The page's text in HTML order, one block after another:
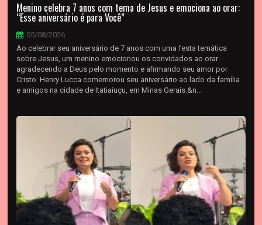
Menino celebra 7 anos com tema de Jesus e emociona ao orar:
“Esse aniversário é para Você”
05/08/2026
Ao celebrar seu aniversário de 7 anos com uma festa temática
sobre Jesus, um menino emocionou os convidados ao orar
agradecendo a Deus pelo momento e afirmando seu amor por
Cristo. Henry Lucca comemorou seu aniversário ao lado da família
e amigos na cidade de Itatiaiuçu, em Minas Gerais.&n...